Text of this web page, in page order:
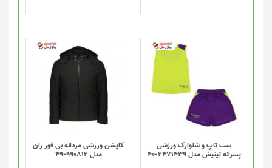
ست تاپ و شلوارک ورزشی
پسرانه تیتیش مدل 2471439-40
کاپشن ورزشی مردانه بی فور ران
مدل 990812-49